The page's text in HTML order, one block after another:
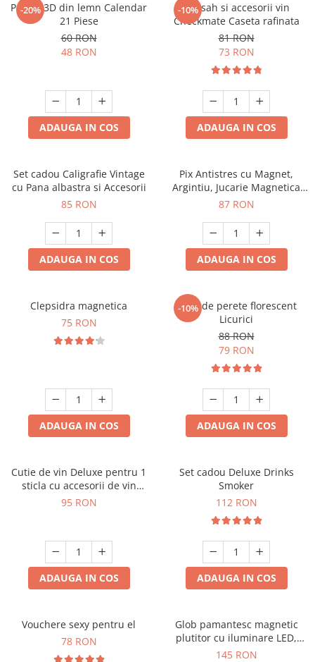
-20%
Puzzle 3D din lemn Calendar
21 Piese
60 RON
48 RON
ADAUGA IN COS
-10%
Set sah si accesorii vin
Checkmate Caseta rafinata
81 RON
73 RON
ADAUGA IN COS
Set cadou Caligrafie Vintage
cu Pana albastra si Accesorii
85 RON
ADAUGA IN COS
Pix Antistres cu Magnet,
Argintiu, Jucarie Magnetica
pentru Birou
87 RON
ADAUGA IN COS
Clepsidra magnetica
75 RON
ADAUGA IN COS
-10%
Ceas de perete florescent
Licurici
88 RON
79 RON
ADAUGA IN COS
Cutie de vin Deluxe pentru 1
sticla cu accesorii de vin
incluse interior oranj
95 RON
ADAUGA IN COS
Set cadou Deluxe Drinks
Smoker
112 RON
ADAUGA IN COS
Vouchere sexy pentru el
78 RON
Glob pamantesc magnetic
plutitor cu iluminare LED,
Forma C
145 RON